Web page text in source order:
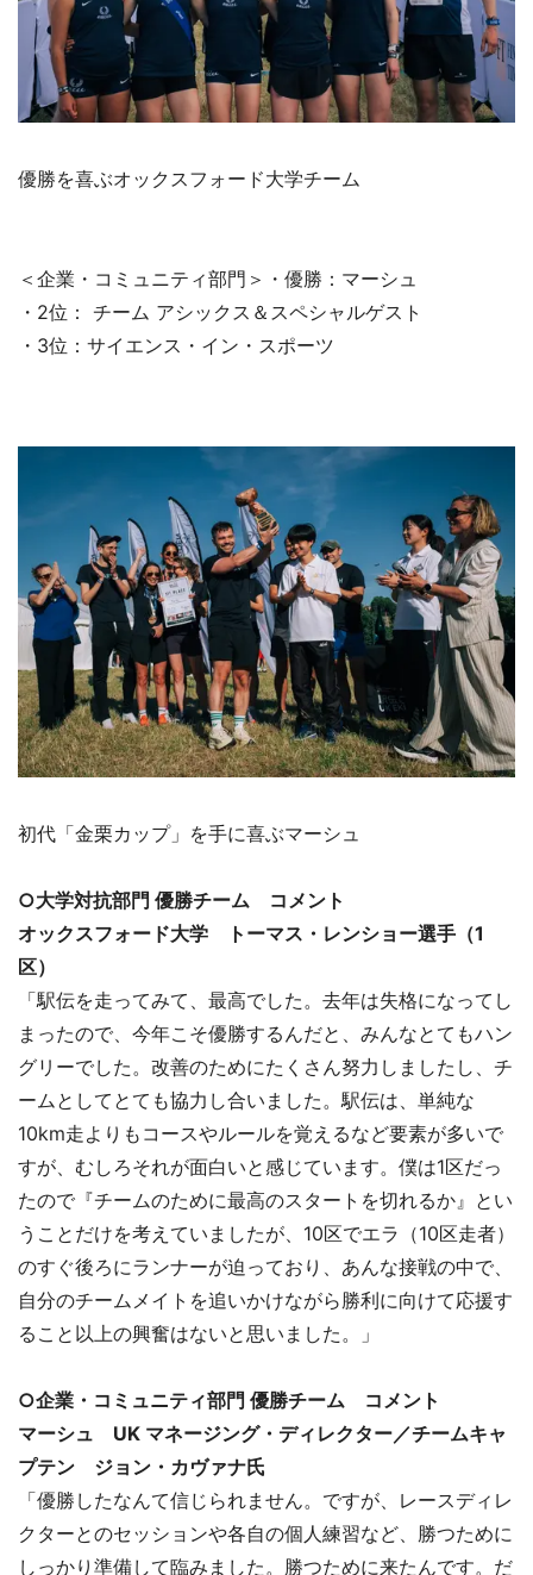
優勝を喜ぶオックスフォード大学チーム
＜企業・コミュニティ部門＞・優勝：マーシュ
・2位： チーム アシックス＆スペシャルゲスト
・3位：サイエンス・イン・スポーツ
初代「金栗カップ」を手に喜ぶマーシュ
○大学対抗部門 優勝チーム コメント
オックスフォード大学 トーマス・レンショー選手（1
区）
「駅伝を走ってみて、最高でした。去年は失格になってし
まったので、今年こそ優勝するんだと、みんなとてもハン
グリーでした。改善のためにたくさん努力しましたし、チ
ームとしてとても協力し合いました。駅伝は、単純な
10km走よりもコースやルールを覚えるなど要素が多いで
すが、むしろそれが面白いと感じています。僕は1区だっ
たので『チームのために最高のスタートを切れるか』とい
うことだけを考えていましたが、10区でエラ（10区走者）
のすぐ後ろにランナーが迫っており、あんな接戦の中で、
自分のチームメイトを追いかけながら勝利に向けて応援す
ること以上の興奮はないと思いました。」
○企業・コミュニティ部門 優勝チーム コメント
マーシュ UK マネージング・ディレクター／チームキャ
プテン ジョン・カヴァナ氏
「優勝したなんて信じられません。ですが、レースディレ
クターとのセッションや各自の個人練習など、勝つために
しっかり準備して臨みました。勝つために来たんです。だ